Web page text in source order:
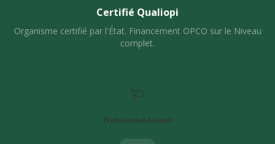
Certifié Qualiopi
Organisme certifié par l'État. Financement OPCO sur le Niveau
complet.
🩺
Professionnel de santé